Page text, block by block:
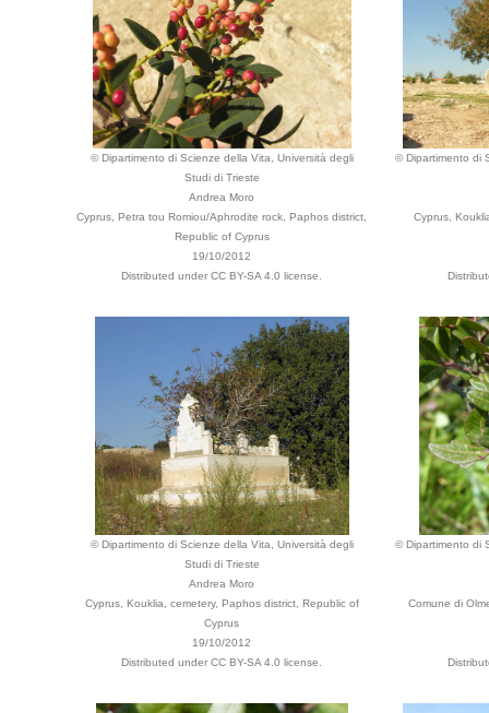
© Dipartimento di Scienze della Vita, Università degli
Studi di Trieste
Andrea Moro
Cyprus, Petra tou Romiou/Aphrodite rock, Paphos district,
Republic of Cyprus
19/10/2012
Distributed under CC BY-SA 4.0 license.
© Dipartimento di
Cyprus,
© Dipartimento di Scienze della Vita, Università degli
Studi di Trieste
Andrea Moro
Cyprus, Kouklia, cemetery, Paphos district, Republic of
Cyprus
19/10/2012
Distributed under CC BY-SA 4.0 license.
© Dipartimento di
Comune di